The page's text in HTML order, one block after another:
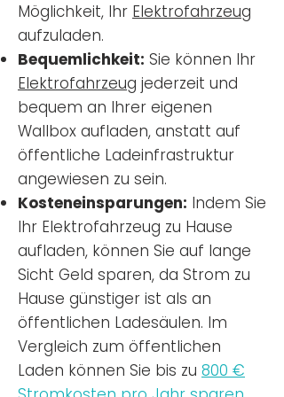
Möglichkeit, Ihr Elektrofahrzeug
aufzuladen.
Bequemlichkeit: Sie können Ihr
Elektrofahrzeug jederzeit und
bequem an Ihrer eigenen
Wallbox aufladen, anstatt auf
öffentliche Ladeinfrastruktur
angewiesen zu sein.
Kosteneinsparungen: Indem Sie
Ihr Elektrofahrzeug zu Hause
aufladen, können Sie auf lange
Sicht Geld sparen, da Strom zu
Hause günstiger ist als an
öffentlichen Ladesäulen. Im
Vergleich zum öffentlichen
Laden können Sie bis zu 800 €